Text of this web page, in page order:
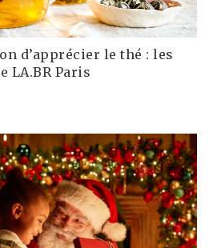
d’apprécier le thé : les
LA.BR Paris